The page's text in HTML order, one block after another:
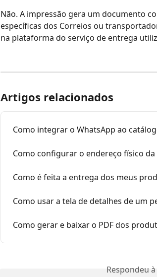
Não. A impressão gera um documento
específicas dos Correios ou
na plataforma do serviço de entrega
Artigos relacionados
Como integrar o WhatsApp ao
Como configurar o endereço físico da
Como é feita a entrega dos meus
Como usar a tela de detalhes de um
Como gerar e baixar o PDF dos
Respondeu